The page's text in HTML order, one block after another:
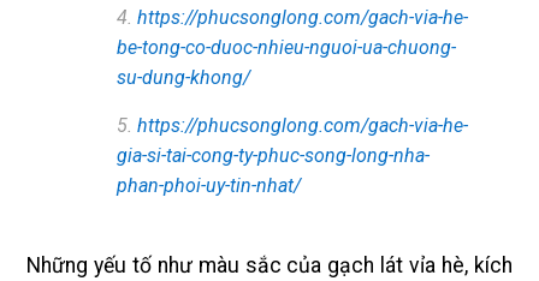
4. https://phucsonglong.com/gach-via-he-
be-tong-co-duoc-nhieu-nguoi-ua-chuong-
su-dung-khong/
5. https://phucsonglong.com/gach-via-he-
gia-si-tai-cong-ty-phuc-song-long-nha-
phan-phoi-uy-tin-nhat/
Những yếu tố như màu sắc của gạch lát vỉa hè, kích